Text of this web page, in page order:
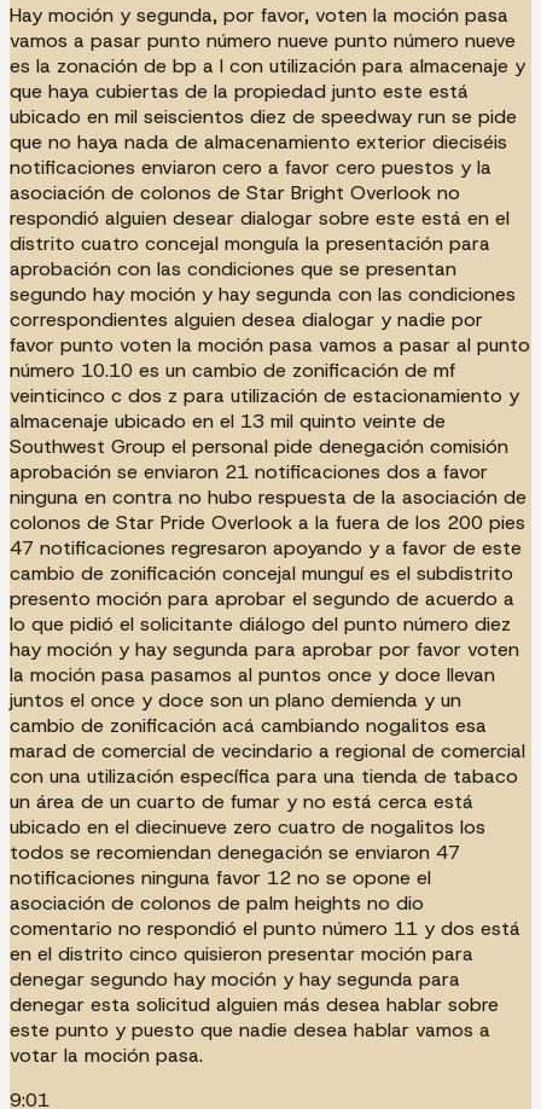
Hay moción y segunda, por favor, voten la moción pasa
vamos a pasar punto número nueve punto número nueve
es la zonación de bp a l con utilización para almacenaje y
que haya cubiertas de la propiedad junto este está
ubicado en mil seiscientos diez de speedway run se pide
que no haya nada de almacenamiento exterior dieciséis
notificaciones enviaron cero a favor cero puestos y la
asociación de colonos de Star Bright Overlook no
respondió alguien desear dialogar sobre este está en el
distrito cuatro concejal monguía la presentación para
aprobación con las condiciones que se presentan
segundo hay moción y hay segunda con las condiciones
correspondientes alguien desea dialogar y nadie por
favor punto voten la moción pasa vamos a pasar al punto
número 10.10 es un cambio de zonificación de mf
veinticinco c dos z para utilización de estacionamiento y
almacenaje ubicado en el 13 mil quinto veinte de
Southwest Group el personal pide denegación comisión
aprobación se enviaron 21 notificaciones dos a favor
ninguna en contra no hubo respuesta de la asociación de
colonos de Star Pride Overlook a la fuera de los 200 pies
47 notificaciones regresaron apoyando y a favor de este
cambio de zonificación concejal munguí es el subdistrito
presento moción para aprobar el segundo de acuerdo a
lo que pidió el solicitante diálogo del punto número diez
hay moción y hay segunda para aprobar por favor voten
la moción pasa pasamos al puntos once y doce llevan
juntos el once y doce son un plano demienda y un
cambio de zonificación acá cambiando nogalitos esa
marad de comercial de vecindario a regional de comercial
con una utilización específica para una tienda de tabaco
un área de un cuarto de fumar y no está cerca está
ubicado en el diecinueve zero cuatro de nogalitos los
todos se recomiendan denegación se enviaron 47
notificaciones ninguna favor 12 no se opone el
asociación de colonos de palm heights no dio
comentario no respondió el punto número 11 y dos está
en el distrito cinco quisieron presentar moción para
denegar segundo hay moción y hay segunda para
denegar esta solicitud alguien más desea hablar sobre
este punto y puesto que nadie desea hablar vamos a
votar la moción pasa.
9:01